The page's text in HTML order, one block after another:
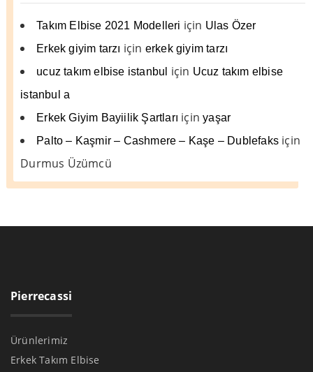
Takım Elbise 2021 Modelleri için Ulas Özer
Erkek giyim tarzı için erkek giyim tarzı
ucuz takım elbise istanbul
için Ucuz takım elbise
istanbul a
Erkek Giyim Bayiilik Şartları içinyaşar
Palto – Kaşmir – Cashmere – Kaşe – Dublefaksiçin
Durmus Üzümcü
Pierrecassi
Ürünlerimiz
Erkek Takım Elbise